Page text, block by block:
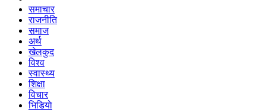
समाचार
राजनीति
समाज
अर्थ
खेलकुद
विश्व
स्वास्थ्य
शिक्षा
विचार
भिडियाे